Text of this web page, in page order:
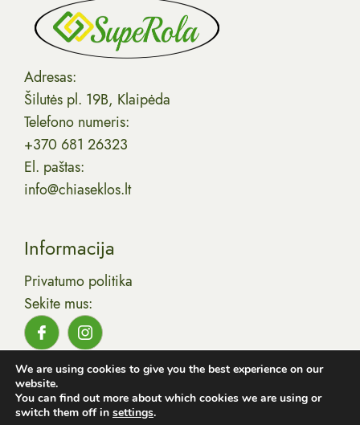
Adresas:
Šilutės pl. 19B, Klaipėda
Telefono numeris:
+370 681 26323
El. paštas:
info@chiaseklos.lt
Informacija
Privatumo politika
Sekite mus:
Visos teisės saugomos 2025 © UAB Lirola,
Sukurta:
We are using cookies to give you the best experience on our
website.
You can find out more about which cookies we are using or
switch them off in settings.